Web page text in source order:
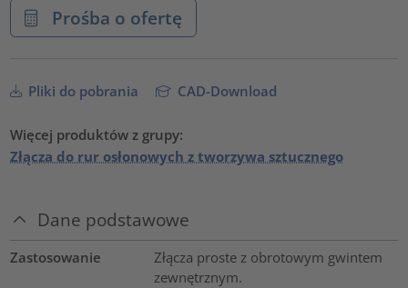
Prośba o ofertę
Pliki do pobrania CAD-Download
Więcej produktów z grupy:
Złącza do rur osłonowych z tworzywa sztucznego
Dane podstawowe
Zastosowanie
Złącza proste z obrotowym gwintem
zewnętrznym.